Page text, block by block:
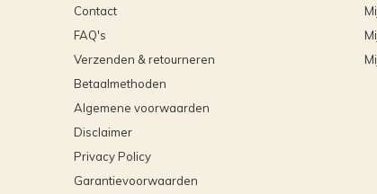
Contact
FAQ's
Verzenden & retourneren
Betaalmethoden
Algemene voorwaarden
Disclaimer
Privacy Policy
Garantievoorwaarden